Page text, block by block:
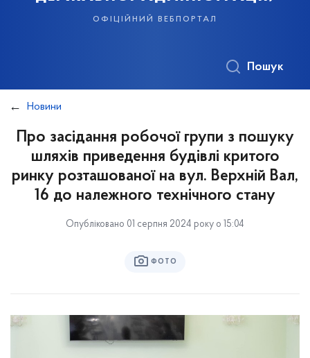
офіційний вебпортал
Пошук
Новини
Про засідання робочої групи з пошуку
шляхів приведення будівлі критого
ринку розташованої на вул. Верхній Вал,
16 до належного технічного стану
Опубліковано 01 серпня 2024 року о 15:04
ФОТО